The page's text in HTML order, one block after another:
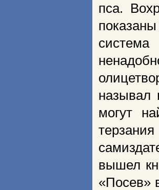
пса.
называл
могут
вышел
«Посев»